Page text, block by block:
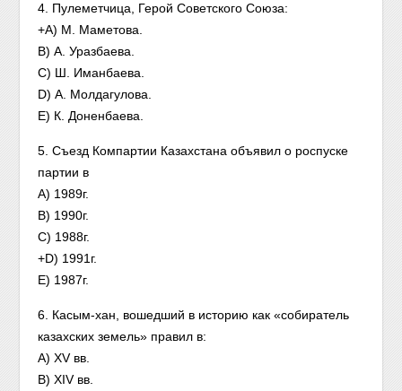
4. Пулеметчица, Герой Советского Союза:
+A) М. Маметова.
B) А. Уразбаева.
C) Ш. Иманбаева.
D) А. Молдагулова.
E) К. Доненбаева.
5. Съезд Компартии Казахстана объявил о роспуске
партии в
A) 1989г.
B) 1990г.
C) 1988г.
+D) 1991г.
E) 1987г.
6. Касым-хан, вошедший в историю как «собиратель
казахских земель» правил в:
A) XV вв.
B) XIV вв.